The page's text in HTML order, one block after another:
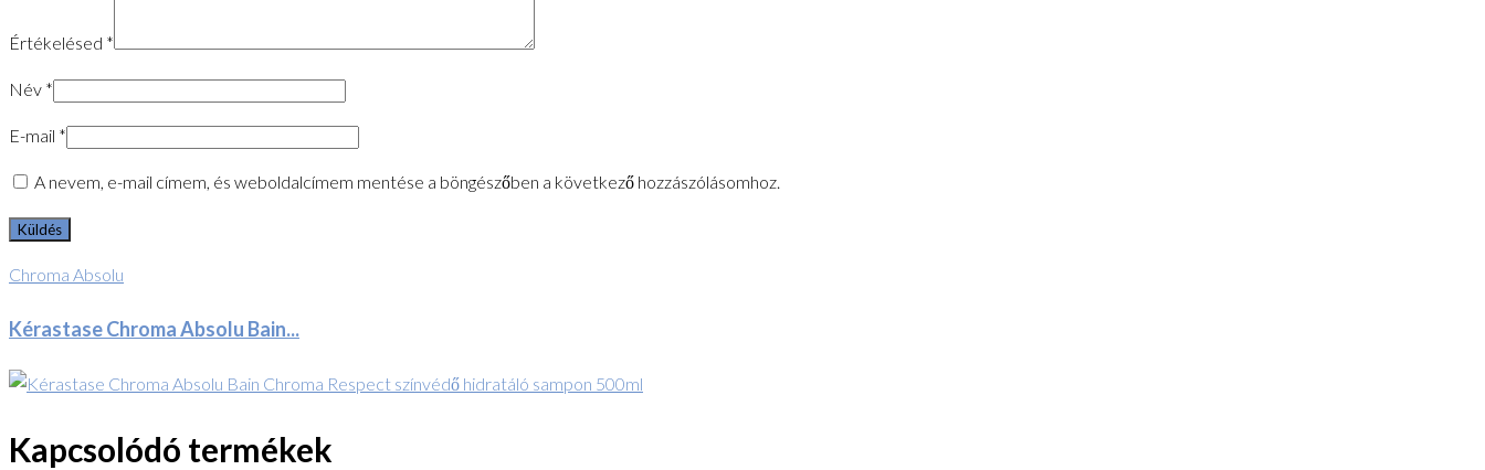
Értékelésed *
Név *
E-mail *
A nevem, e-mail címem, és weboldalcímem mentése a böngészőben a következő hozzászólásomhoz.
Chroma Absolu
Kérastase Chroma Absolu Bain...
Kapcsolódó termékek